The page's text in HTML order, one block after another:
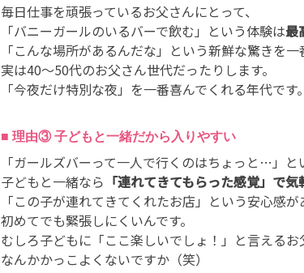
毎日仕事を頑張っているお父さんにとって、
「バニーガールのいるバーで飲む」という体験は最
「こんな場所があるんだな」という新鮮な驚きを一
実は40〜50代のお父さん世代だったりします。
「今夜だけ特別な夜」を一番喜んでくれる年代です。
■ 理由③ 子どもと一緒だから入りやすい
「ガールズバーって一人で行くのはちょっと…」と
子どもと一緒なら 「連れてきてもらった感覚」で気
「この子が連れてきてくれたお店」という安心感が
初めてでも緊張しにくいんです。
むしろ子どもに「ここ楽しいでしょ！」と言えるお
なんかかっこよくないですか（笑）